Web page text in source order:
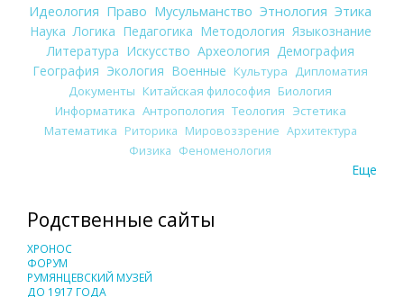
Идеология Право Мусульманство Этнология Этика
Наука Логика Педагогика Методология Языкознание
Литература Искусство Археология Демография
География Экология Военные Культура
Дипломатия
Документы Китайская философия Биология
Информатика Антропология Теология Эстетика
Математика Риторика Мировоззрение Архитектура
Физика Феноменология
Еще
Родственные сайты
ХРОНОС
ФОРУМ
РУМЯНЦЕВСКИЙ МУЗЕЙ
ДО 1917 ГОДА